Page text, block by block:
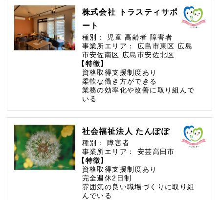
株式会社 トラスティサポ
ート
種別： 児童高齢者 障害者
事業所エリア：
広島市東区 広島
市安佐南区 広島市安佐北区
【特徴】
資格取得支援制度あり
柔軟な働き方ができる
業務の効率化や改善に取り組んで
いる
社会福祉法人 たんぽぽ
種別：
障害者
事業所エリア：
安芸高田市
【特徴】
資格取得支援制度あり
完全週休2日制
雰囲気の良い職場づくりに取り組
んでいる